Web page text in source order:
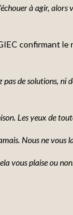
à agir, alors
confirmant
de solutions, ni
Les yeux de
Nous ne vous
vous plaise ou non.